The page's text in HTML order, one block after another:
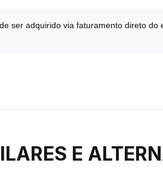
ser adquirido via faturamento direto do
E